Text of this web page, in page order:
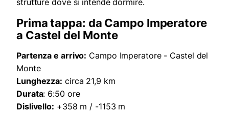
Prima tappa: da Campo Imperatore
a Castel del Monte
Partenza e arrivo: Campo Imperatore - Castel del
Monte
Lunghezza: circa 21,9 km
Durata: 6:50 ore
Dislivello: +358 m / -1153 m